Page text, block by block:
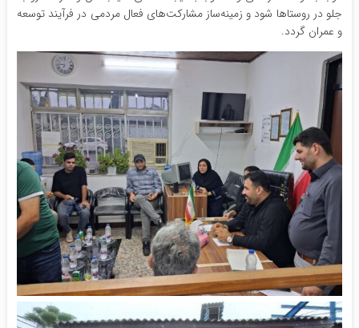
جلو در روستاها شود و زمینه‌ساز مشارکت‌های فعال مردمی در فرآیند توسعه
و عمران گردد.